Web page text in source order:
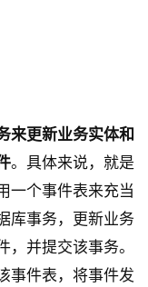
来更新业务实体和
。具体来说，就是
一个事件表来充当
库事务，更新业务
并提交该事务。
事件表，将事件发